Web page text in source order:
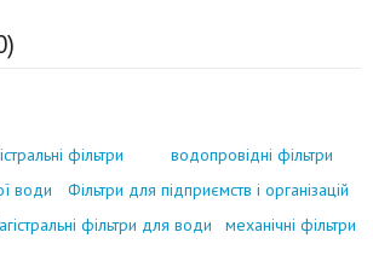
)
фільтри
водопровідні фільтри
води
Фільтри для підприємств і організацій
фільтри для води механічні фільтри